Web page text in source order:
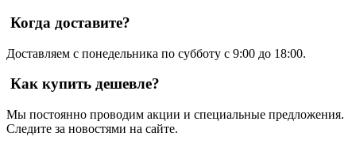
Когда доставите?
Доставляем с понедельника по субботу с 9:00 до 18:00.
Как купить дешевле?
Мы постоянно проводим акции и специальные предложения.
Следите за новостями на сайте.